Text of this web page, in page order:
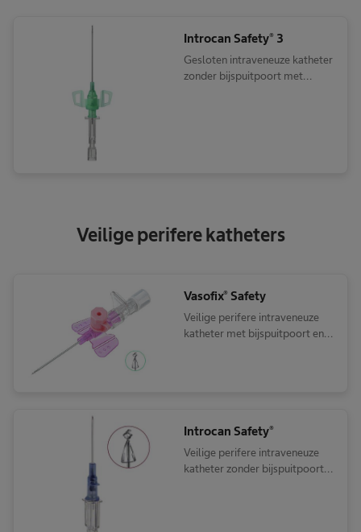
Introcan Safety® 3
Gesloten intraveneuze katheter
zonder bijspuitpoort met
Veilige perifere katheters
Vasofix® Safety
Veilige perifere intraveneuze
katheter met bijspuitpoort en
Introcan Safety®
Veilige perifere intraveneuze
katheter zonder bijspuitpoort,